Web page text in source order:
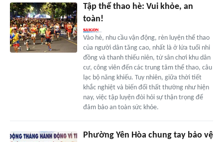
Tập thể thao hè: Vui khỏe, an
toàn!
Vào hè, nhu cầu vận động, rèn luyện thể thao
của người dân tăng cao, nhất là ở lứa tuổi nhi
đồng và thanh thiếu niên, từ sân chơi khu dân
cư, công viên đến các trung tâm thể thao, câu
lạc bộ năng khiếu. Tuy nhiên, giữa thời tiết
khắc nghiệt và biến đổi thất thường như hiện
nay, việc tập luyện đòi hỏi sự thận trọng để
đảm bảo an toàn sức khỏe.
Phường Yên Hòa chung tay bảo vệ